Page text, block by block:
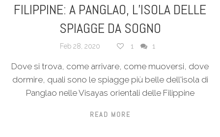
FILIPPINE: A PANGLAO, L’ISOLA DELLE
SPIAGGE DA SOGNO
Feb 28, 2020 1 1
Dove si trova, come arrivare, come muoversi, dove
dormire, quali sono le spiagge più belle dell'isola di
Panglao nelle Visayas orientali delle Filippine
READ MORE